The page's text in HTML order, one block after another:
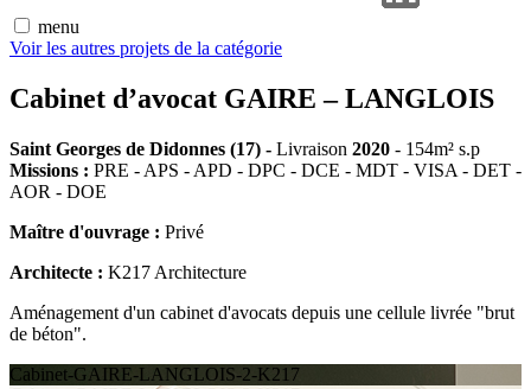
menu
Voir les autres projets de la catégorie
Cabinet d’avocat GAIRE – LANGLOIS
Saint Georges de Didonnes (17) - Livraison 2020 - 154m² s.p
Missions : PRE - APS - APD - DPC - DCE - MDT - VISA - DET -
AOR - DOE
Maître d'ouvrage : Privé
Architecte : K217 Architecture
Aménagement d'un cabinet d'avocats depuis une cellule livrée "brut
de béton".
Cabinet-GAIRE-LANGLOIS-2-K217